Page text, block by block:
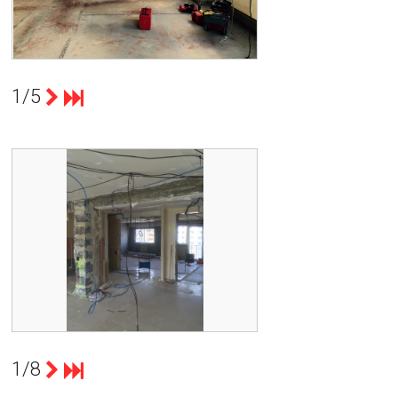
SURFACE DE VENTE DE 50 MÈTRES
CARRÉS.
1/5
count(page_images)1
LE PROJET ÉTAIT DE TRANSFORMER
CET APPARTEMENT EN BUREAUX.
1/8